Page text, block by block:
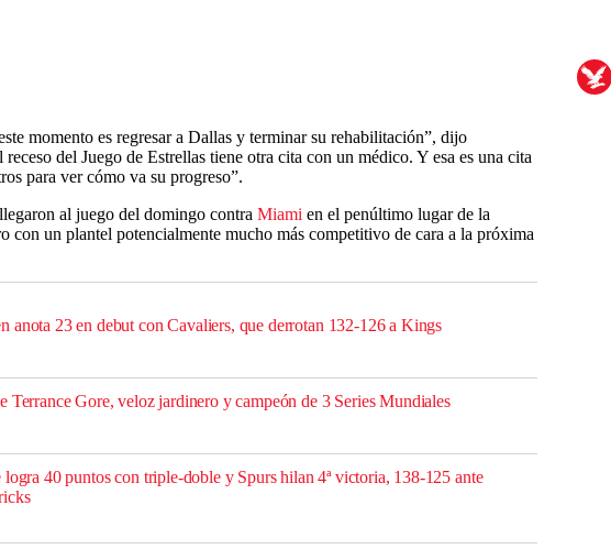
momento es regresar a Dallas y terminar su rehabilitación”, dijo
del Juego de Estrellas tiene otra cita con un médico. Y esa es una cita
para ver cómo va su progreso”.
al juego del domingo contra Miami en el penúltimo lugar de la
con un plantel potencialmente mucho más competitivo de cara a la próxima
anota 23 en debut con Cavaliers, que derrotan 132-126 a Kings
Terrance Gore, veloz jardinero y campeón de 3 Series Mundiales
logra 40 puntos con triple-doble y Spurs hilan 4ª victoria, 138-125 ante